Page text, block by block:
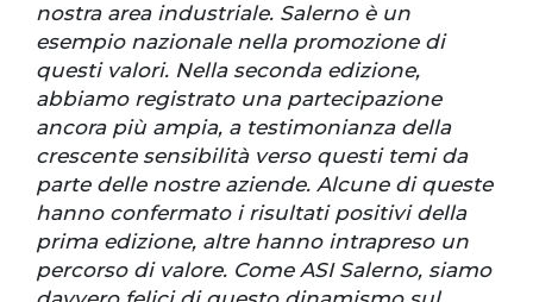
nostra area industriale. Salerno è un
esempio nazionale nella promozione di
questi valori. Nella seconda edizione,
abbiamo registrato una partecipazione
ancora più ampia, a testimonianza della
crescente sensibilità verso questi temi da
parte delle nostre aziende. Alcune di queste
hanno confermato i risultati positivi della
prima edizione, altre hanno intrapreso un
percorso di valore. Come ASI Salerno, siamo